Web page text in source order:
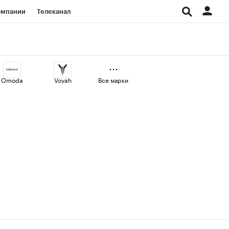
Телеканал
Проверка контрагентов
Omoda Voyah Все марки